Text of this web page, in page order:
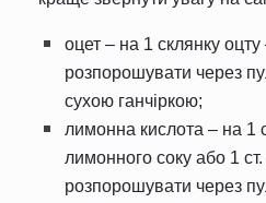
оцет – на 1 склянку
розпорошувати через
сухою ганчіркою;
лимонна кислота – на 1
лимонного соку або 1
розпорошувати через